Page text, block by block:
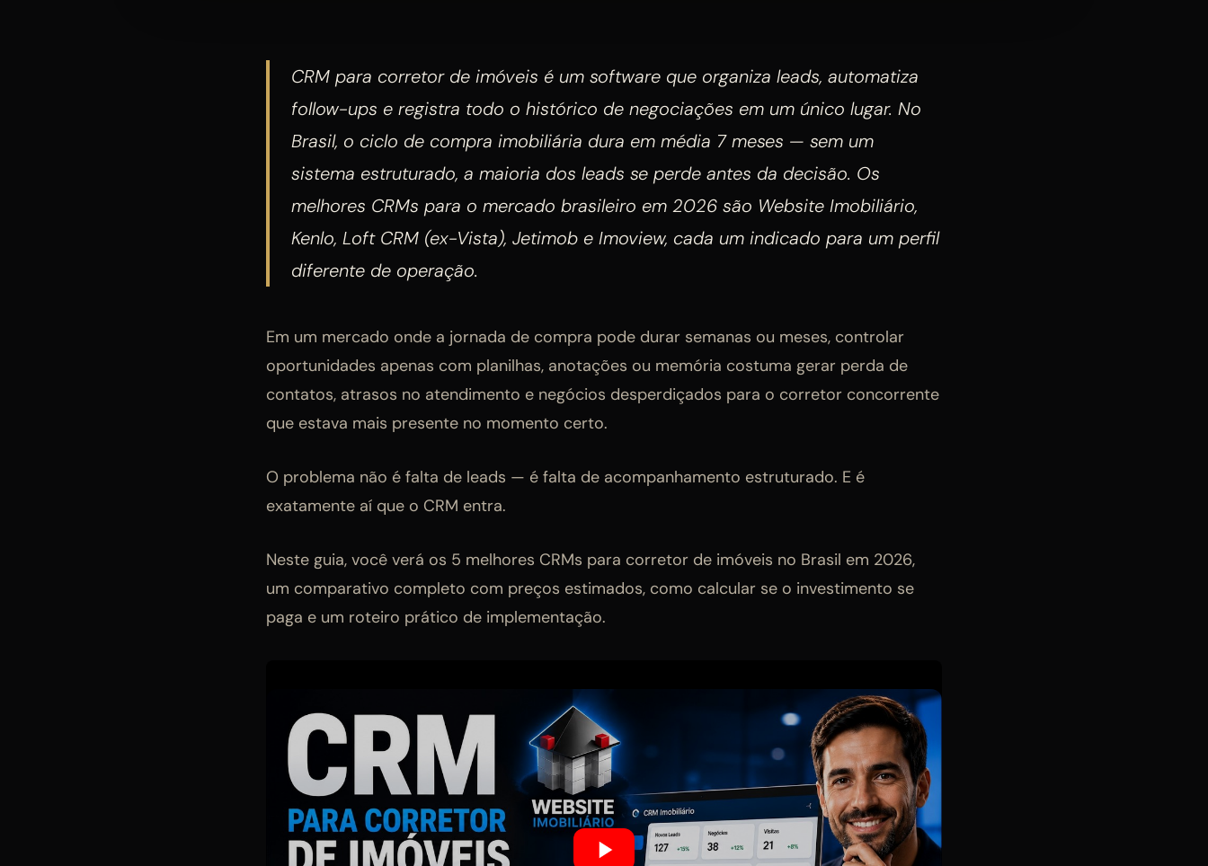
CRM para corretor de imóveis é um software que organiza leads, automatiza
follow-ups e registra todo o histórico de negociações em um único lugar. No
Brasil, o ciclo de compra imobiliária dura em média 7 meses — sem um
sistema estruturado, a maioria dos leads se perde antes da decisão. Os
melhores CRMs para o mercado brasileiro em 2026 são Website Imobiliário,
Kenlo, Loft CRM (ex-Vista), Jetimob e Imoview, cada um indicado para um perfil
diferente de operação.
Em um mercado onde a jornada de compra pode durar semanas ou meses, controlar
oportunidades apenas com planilhas, anotações ou memória costuma gerar perda de
contatos, atrasos no atendimento e negócios desperdiçados para o corretor concorrente
que estava mais presente no momento certo.
O problema não é falta de leads — é falta de acompanhamento estruturado. E é
exatamente aí que o CRM entra.
Neste guia, você verá os 5 melhores CRMs para corretor de imóveis no Brasil em 2026,
um comparativo completo com preços estimados, como calcular se o investimento se
paga e um roteiro prático de implementação.